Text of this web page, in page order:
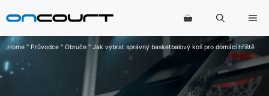
na
Home " Průvodce " Obruče " Jak vybrat správný basketbalový koš pro domácí hřiště